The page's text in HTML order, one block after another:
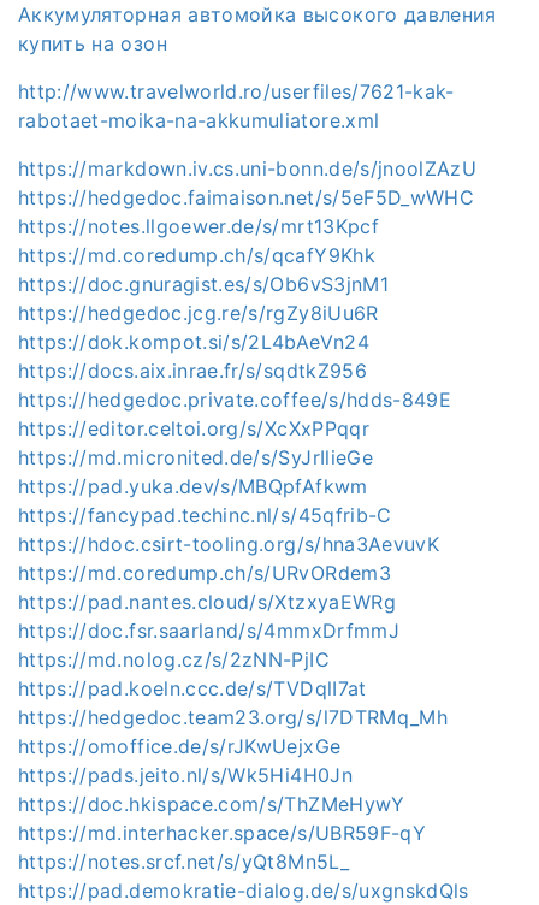
Аккумуляторная автомойка высокого давления
купить на озон
http://www.travelworld.ro/userfiles/7621-kak-
rabotaet-moika-na-akkumuliatore.xml
https://markdown.iv.cs.uni-bonn.de/s/jnoolZAzU
https://hedgedoc.faimaison.net/s/5eF5D_wWHC
https://notes.llgoewer.de/s/mrt13Kpcf
https://md.coredump.ch/s/qcafY9Khk
https://doc.gnuragist.es/s/Ob6vS3jnM1
https://hedgedoc.jcg.re/s/rgZy8iUu6R
https://dok.kompot.si/s/2L4bAeVn24
https://docs.aix.inrae.fr/s/sqdtkZ956
https://hedgedoc.private.coffee/s/hdds-849E
https://editor.celtoi.org/s/XcXxPPqqr
https://md.micronited.de/s/SyJrIlieGe
https://pad.yuka.dev/s/MBQpfAfkwm
https://fancypad.techinc.nl/s/45qfrib-C
https://hdoc.csirt-tooling.org/s/hna3AevuvK
https://md.coredump.ch/s/URvORdem3
https://pad.nantes.cloud/s/XtzxyaEWRg
https://doc.fsr.saarland/s/4mmxDrfmmJ
https://md.nolog.cz/s/2zNN-PjIC
https://pad.koeln.ccc.de/s/TVDqlI7at
https://hedgedoc.team23.org/s/l7DTRMq_Mh
https://omoffice.de/s/rJKwUejxGe
https://pads.jeito.nl/s/Wk5Hi4H0Jn
https://doc.hkispace.com/s/ThZMeHywY
https://md.interhacker.space/s/UBR59F-qY
https://notes.srcf.net/s/yQt8Mn5L_
https://pad.demokratie-dialog.de/s/uxgnskdQls